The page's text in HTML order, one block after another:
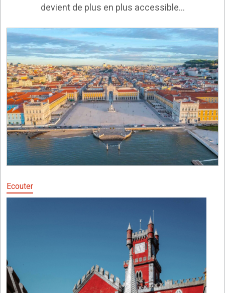
devient de plus en plus accessible...
Ecouter